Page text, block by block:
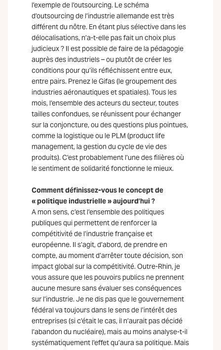
l’exemple de l’outsourcing. Le schéma
d’outsourcing de l’industrie allemande est très
différent du nôtre. En étant plus sélective dans les
délocalisations, n’a-t-elle pas fait un choix plus
judicieux ? Il est possible de faire de la pédagogie
auprès des industriels – ou plutôt de créer les
conditions pour qu’ils réfléchissent entre eux,
entre pairs. Prenez le Gifas (le groupement des
industries aéronautiques et spatiales). Tous les
mois, l’ensemble des acteurs du secteur, toutes
tailles confondues, se réunissent pour échanger
sur la conjoncture, ou des questions plus pointues,
comme la logistique ou le PLM (product life
management, la gestion du cycle de vie des
produits). C’est probablement l’une des filières où
le sentiment de solidarité fonctionne le mieux.
Comment définissez-vous le concept de
« politique industrielle » aujourd’hui ?
A mon sens, c’est l’ensemble des politiques
publiques qui permettent de renforcer la
compétitivité de l’industrie française et
européenne. Il s’agit, d’abord, de prendre en
compte, au moment d’arrêter toute décision, son
impact global sur la compétitivité. Outre-Rhin, je
vous assure que les pouvoirs publics ne prennent
aucune mesure sans évaluer ses conséquences
sur l’industrie. Je ne dis pas que le gouvernement
fédéral va toujours dans le sens de l’intérêt des
entreprises (si c’était le cas, il n’aurait pas décidé
l’abandon du nucléaire), mais au moins analyse-t-il
systématiquement l’effet qu’aura sa politique. Mais